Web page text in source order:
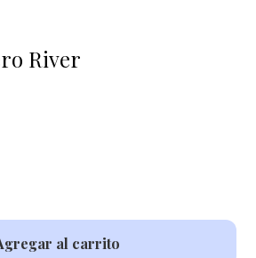
River
al carrito